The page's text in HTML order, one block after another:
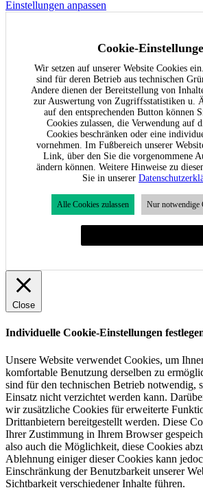
Einstellungen anpassen
Cookie-
Wir setzen auf unserer Website Cookies
sind für deren Betrieb aus technischen
Andere dienen der Bereitstellung von
zur Auswertung von Zugriffsstatistiken u.
auf den entsprechenden Button können
Cookies zulassen, die Verwendung auf
Cookies beschränken oder eine
vornehmen. Im Fußbereich unserer
Link, über den Sie die vorgenommene
ändern können. Weitere Hinweise zu
Sie in unserer
Alle Cookies zulassen Nur notwendige
Close
Individuelle Cookie-Einstellungen
Unsere Website verwendet Cookies, um
komfortable Benutzung derselben zu
sind für den technischen Betrieb notwendig,
Einsatz nicht verzichtet werden kann.
wir zusätzliche Cookies für erweiterte
Drittanbietern bereitgestellt werden. Diese
Ihrer Zustimmung in Ihrem Browser
also auch die Möglichkeit, diese Cookies
Ablehnung einiger dieser Cookies kann
Einschränkung der Benutzbarkeit unserer
Sichtbarkeit verschiedener Inhalte führen.